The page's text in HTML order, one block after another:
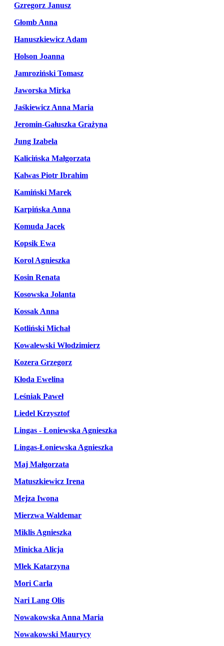
Gzregorz Janusz
Głomb Anna
Hanuszkiewicz Adam
Holson Joanna
Jamroziński Tomasz
Jaworska Mirka
Jaśkiewicz Anna Maria
Jeromin-Gałuszka Grażyna
Jung Izabela
Kalicińska Małgorzata
Kalwas Piotr Ibrahim
Kamiński Marek
Karpińska Anna
Komuda Jacek
Kopsik Ewa
Korol Agnieszka
Kosin Renata
Kosowska Jolanta
Kossak Anna
Kotliński Michał
Kowalewski Włodzimierz
Kozera Grzegorz
Kłoda Ewelina
Leśniak Paweł
Liedel Krzysztof
Lingas - Łoniewska Agnieszka
Lingas-Łoniewska Agnieszka
Maj Małgorzata
Matuszkiewicz Irena
Mejza Iwona
Mierzwa Waldemar
Miklis Agnieszka
Minicka Alicja
Mlek Katarzyna
Mori Carla
Nari Lang Olis
Nowakowska Anna Maria
Nowakowski Maurycy